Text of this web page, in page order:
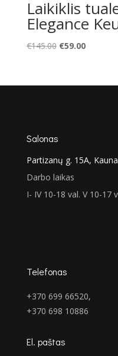
Laikiklis
Elegance
€145.00 Original
€145.00.
€59.00Current
€59.00.
Salonas
Partizanų g. 15A,
Darbo laikas
I- IV 10-18 val. V 10-17
Telefonas
+370 699 66520,
+370 698 10886
El. paštas